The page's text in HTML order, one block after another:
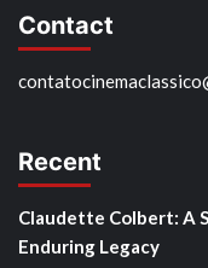
Contact
Recent
Claudette Colbert: A
Enduring Legacy